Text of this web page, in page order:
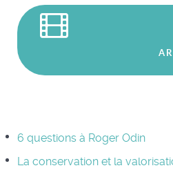
6 questions à Roger Odin
La conservation et la